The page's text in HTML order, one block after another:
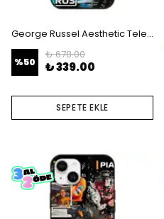
George Russel Aesthetic Telefon Kılıfı
%50
₺ 678.00
₺ 339.00
SEPETE EKLE